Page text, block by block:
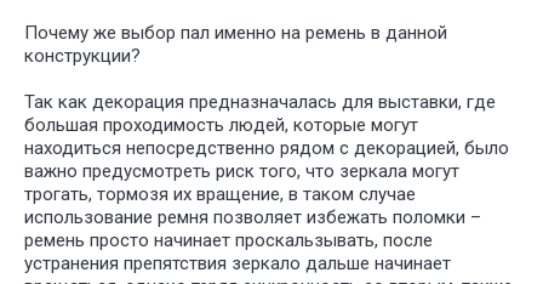
Почему же выбор пал именно на ремень в данной
конструкции?
Так как декорация предназначалась для выставки, где
большая проходимость людей, которые могут
находиться непосредственно рядом с декорацией, было
важно предусмотреть риск того, что зеркала могут
трогать, тормозя их вращение, в таком случае
использование ремня позволяет избежать поломки –
ремень просто начинает проскальзывать, после
устранения препятствия зеркало дальше начинает